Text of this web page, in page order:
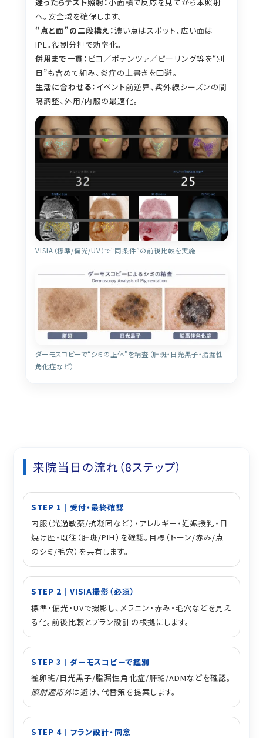
へ。安全域を確保します。
“点と面”の二段構え：濃い点はスポット、広い面は
IPL。役割分担で効率化。
併用まで一貫： ピコ／ポテンツァ／ピーリング等を“別
日”も含めて組み、炎症の上書きを回避。
生活に合わせる： イベント前逆算、紫外線シーズンの間
隔調整、外用/内服の最適化。
VISIA（標準/偏光/UV）で“同条件”の前後比較を実施
ダーモスコピーで“シミの正体”を精査（肝斑・日光黒子・脂漏性
角化症など）
来院当日の流れ（8ステップ）
STEP 1｜受付・最終確認
内服（光過敏薬/抗凝固など）・アレルギー・妊娠授乳・日
焼け歴・既往（肝斑/PIH）を確認。目標（トーン/赤み/点
のシミ/毛穴）を共有します。
STEP 2｜VISIA撮影（必須）
標準・偏光・UVで撮影し、メラニン・赤み・毛穴などを見え
る化。前後比較とプラン設計の根拠にします。
STEP 3｜ダーモスコピーで鑑別
雀卵斑/日光黒子/脂漏性角化症/肝斑/ADMなどを確認。
照射適応外は避け、代替策を提案します。
STEP 4｜プラン設計・同意